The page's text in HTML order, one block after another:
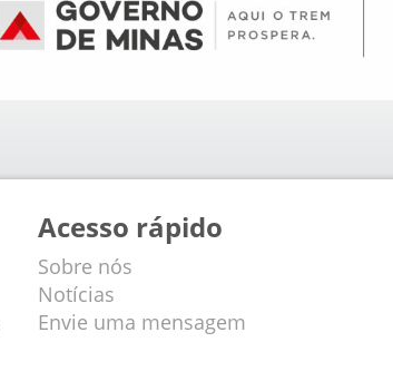
Acesso rápido
Sobre nós
Notícias
Envie uma mensagem